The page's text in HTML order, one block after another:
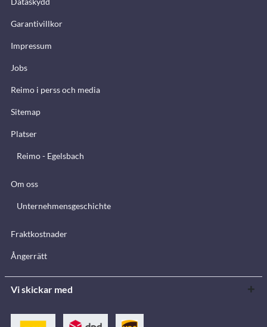
Garantivillkor
Impressum
Jobs
Reimo i perss och media
Sitemap
Platser
Reimo - Egelsbach
Om oss
Unternehmensgeschichte
Fraktkostnader
Ångerrätt
Vi skickar med